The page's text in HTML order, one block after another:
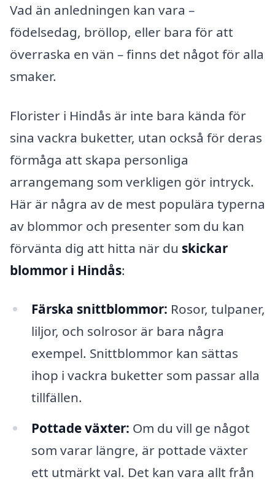
Vad än anledningen kan vara –
födelsedag, bröllop, eller bara för att
överraska en vän – finns det något för alla
smaker.
Florister i Hindås är inte bara kända för
sina vackra buketter, utan också för deras
förmåga att skapa personliga
arrangemang som verkligen gör intryck.
Här är några av de mest populära typerna
av blommor och presenter som du kan
förvänta dig att hitta när du skickar
blommor i Hindås:
Färska snittblommor: Rosor, tulpaner,
liljor, och solrosor är bara några
exempel. Snittblommor kan sättas
ihop i vackra buketter som passar alla
tillfällen.
Pottade växter: Om du vill ge något
som varar längre, är pottade växter
ett utmärkt val. Det kan vara allt från